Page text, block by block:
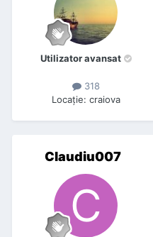
Utilizator avansat
318
Locaţie: craiova
Claudiu007